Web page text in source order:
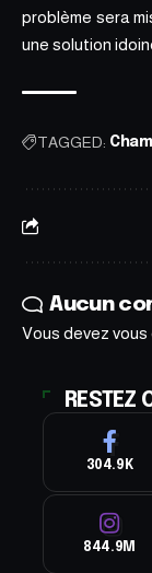
problème sera
une solution
TAGGED:
Aucun
Vous devez vous
RESTEZ
304.9K
844.9M